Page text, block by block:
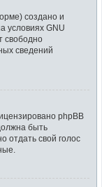
создано и
условиях GNU
свободно
сведений
phpBB
быть
отдать свой голос